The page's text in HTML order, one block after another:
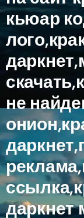
кьюар
не
даркнет